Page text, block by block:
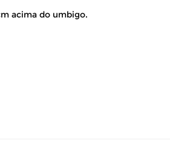
acima do umbigo.